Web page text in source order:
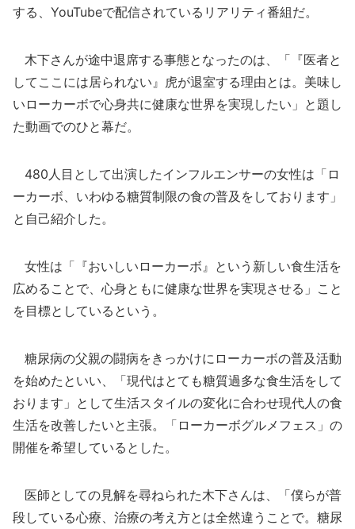
する、YouTubeで配信されているリアリティ番組だ。
木下さんが途中退席する事態となったのは、「『医者と
してここには居られない』虎が退室する理由とは。美味し
いローカーボで心身共に健康な世界を実現したい」と題し
た動画でのひと幕だ。
480人目として出演したインフルエンサーの女性は「ロ
ーカーボ、いわゆる糖質制限の食の普及をしております」
と自己紹介した。
女性は「『おいしいローカーボ』という新しい食生活を
広めることで、心身ともに健康な世界を実現させる」こと
を目標としているという。
糖尿病の父親の闘病をきっかけにローカーボの普及活動
を始めたといい、「現代はとても糖質過多な食生活をして
おります」として生活スタイルの変化に合わせ現代人の食
生活を改善したいと主張。「ローカーボグルメフェス」の
開催を希望しているとした。
医師としての見解を尋ねられた木下さんは、「僕らが普
段している心療、治療の考え方とは全然違うことで。糖尿